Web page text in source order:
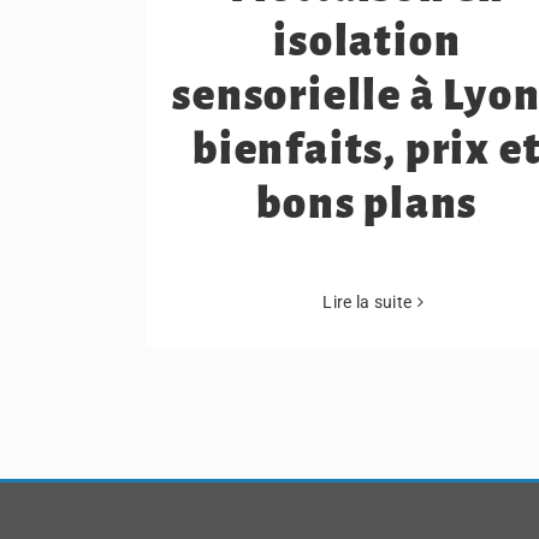
isolation
sensorielle à
bienfaits, prix
bons plans
Lire la suite